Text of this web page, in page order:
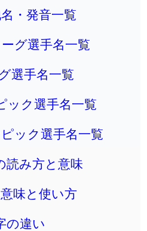
・発音一覧
グ選手名一覧
選手名一覧
ック選手名一覧
ック選手名一覧
読み方と意味
味と使い方
の違い